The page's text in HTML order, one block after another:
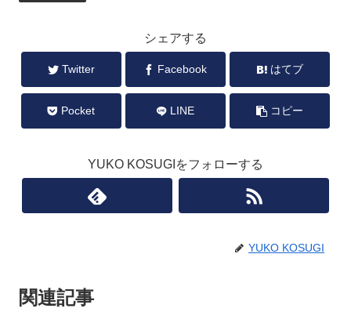
シェアする
Twitter Facebook はてブ
Pocket LINE コピー
YUKO KOSUGIをフォローする
YUKO KOSUGI
関連記事